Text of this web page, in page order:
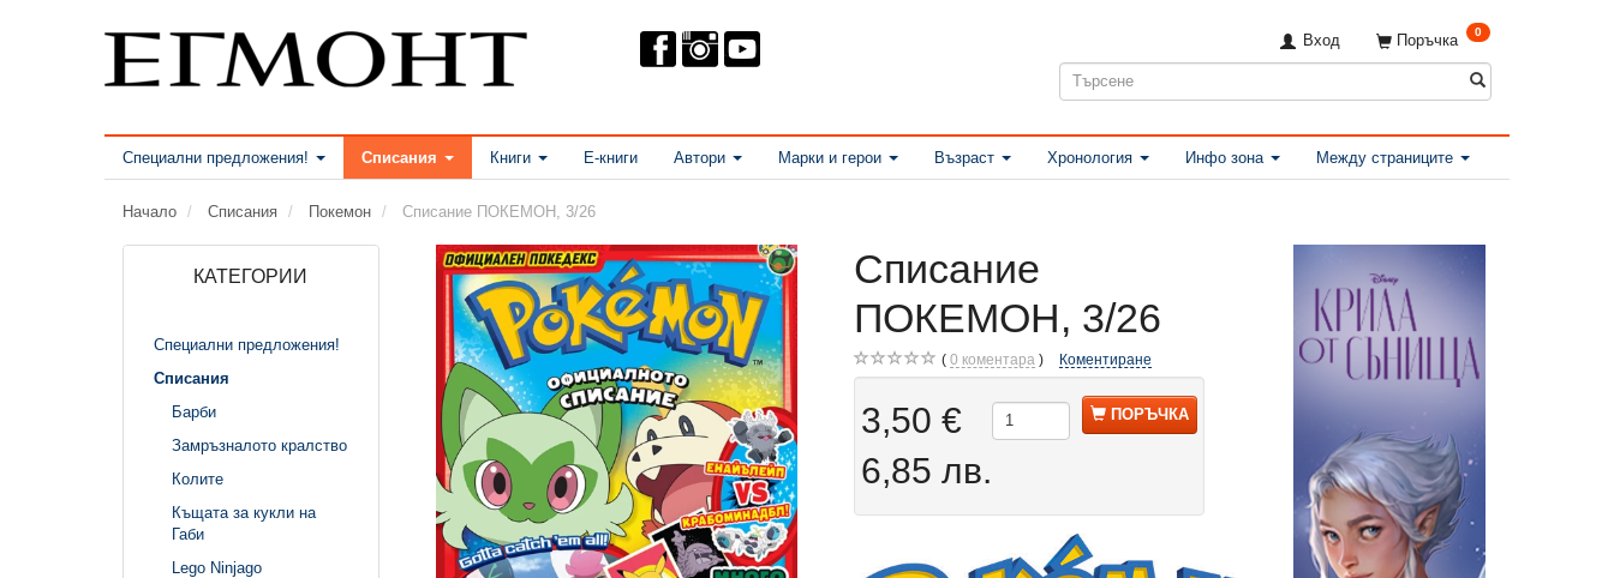
Поръчка 0
Вход
Специални предложения! Списания Книги Е-книги Автори Марки и герои Възраст Хронология Инфо зона Между страниците
Начало Списания Покемон Списание ПОКЕМОН, 3/26
КАТЕГОРИИ
Специални предложения!
Списания
Барби
Замръзналото кралство
Колите
Къщата за кукли на
Габи
Lego Ninjago
Списание
ПОКЕМОН, 3/26
0 коментара Коментиране
3,50 €
6,85 лв.
ПОРЪЧКА